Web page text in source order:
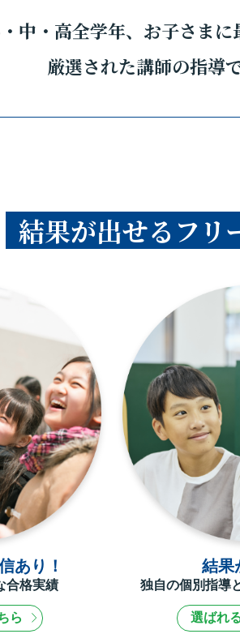
中・高全学年、お子さま
厳選された講師の指導
結果が出せるフリ
あり！
合格実績
ら
結果
独自の個別指導
選ばれ